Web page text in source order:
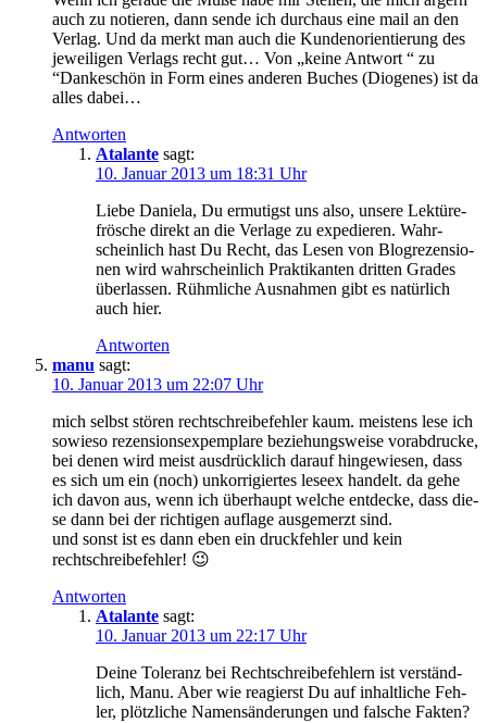
auch zu no­tie­ren, dann sen­de ich durch­aus ei­ne mail an den
Ver­lag. Und da merkt man auch die Kun­den­ori­en­tie­rung des
je­wei­li­gen Ver­lags recht gut… Von „kei­ne Ant­wort “ zu
“Dan­ke­schön in Form ei­nes an­de­ren Bu­ches (Dio­ge­nes) ist da
al­les dabei…
Antworten
Atalante sagt:
10. Januar 2013 um 18:31 Uhr
Lie­be Da­nie­la, Du er­mu­tigst uns al­so, un­se­re Lek­tü­re­
frö­sche di­rekt an die Ver­la­ge zu ex­pe­die­ren. Wahr­
schein­lich hast Du Recht, das Le­sen von Blogre­zen­sio­
nen wird wahr­schein­lich Prak­ti­kan­ten drit­ten Gra­des
über­las­sen. Rühm­li­che Aus­nah­men gibt es na­tür­lich
auch hier.
Antworten
manu sagt:
10. Januar 2013 um 22:07 Uhr
mich selbst stö­ren recht­schrei­be­feh­ler kaum. meis­tens le­se ich
so­wie­so re­zen­si­ons­expem­pla­re be­zie­hungs­wei­se vor­ab­dru­cke,
bei de­nen wird meist aus­drück­lich dar­auf hin­ge­wie­sen, dass
es sich um ein (noch) un­kor­ri­gier­tes le­seex han­delt. da ge­he
ich da­von aus, wenn ich über­haupt wel­che ent­de­cke, dass die­
se dann bei der rich­ti­gen auf­la­ge aus­ge­merzt sind.
und sonst ist es dann eben ein druck­feh­ler und kein
rechtschreibefehler! 😉
Antworten
Atalante sagt:
10. Januar 2013 um 22:17 Uhr
Dei­ne To­le­ranz bei Recht­schrei­be­feh­lern ist ver­ständ­
lich, Ma­nu. Aber wie re­agierst Du auf in­halt­li­che Feh­
ler, plötz­li­che Na­mens­än­de­run­gen und fal­sche Fakten?